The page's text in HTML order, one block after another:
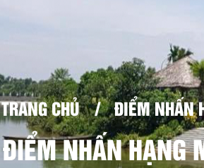
TRANG CHỦ / ĐIỂM NHẤN
ĐIỂM NHẤN HẠNG